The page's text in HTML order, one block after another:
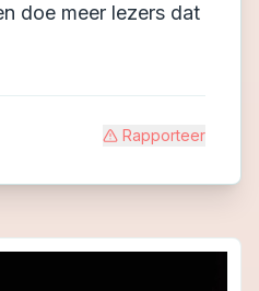
doe meer lezers dat
Rapporteer